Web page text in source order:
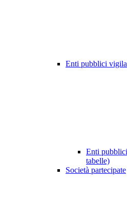
Enti pubblici
Enti
tabelle)
Società partecipate